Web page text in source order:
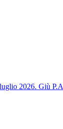
2026. Giù